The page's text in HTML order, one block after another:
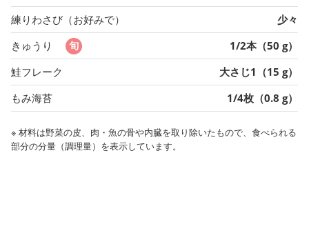
練りわさび（お好みで）
少々
きゅうり
1/2本（50 g）
鮭フレーク
大さじ1（15 g）
もみ海苔
1/4枚（0.8 g）
※ 材料は野菜の皮、肉・魚の骨や内臓を取り除いたもので、食べられる
部分の分量（調理量）を表示しています。